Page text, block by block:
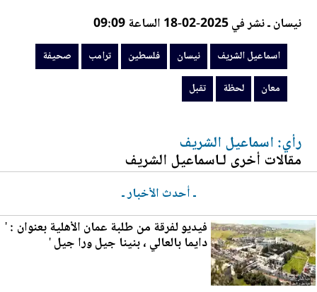
نيسان ـ نشر في 2025-02-18 الساعة 09:09
اسماعيل الشريف نيسان فلسطين ترامب
صحيفة
معان
لحظة تقبل
رأي: اسماعيل الشريف
مقالات أخرى لـاسماعيل الشريف
ـ أحدث الأخبار ـ
فيديو لفرقة من طلبة عمان الأهلية بعنوان : '
دايما بالعالي ، بنينا جيل ورا جيل '